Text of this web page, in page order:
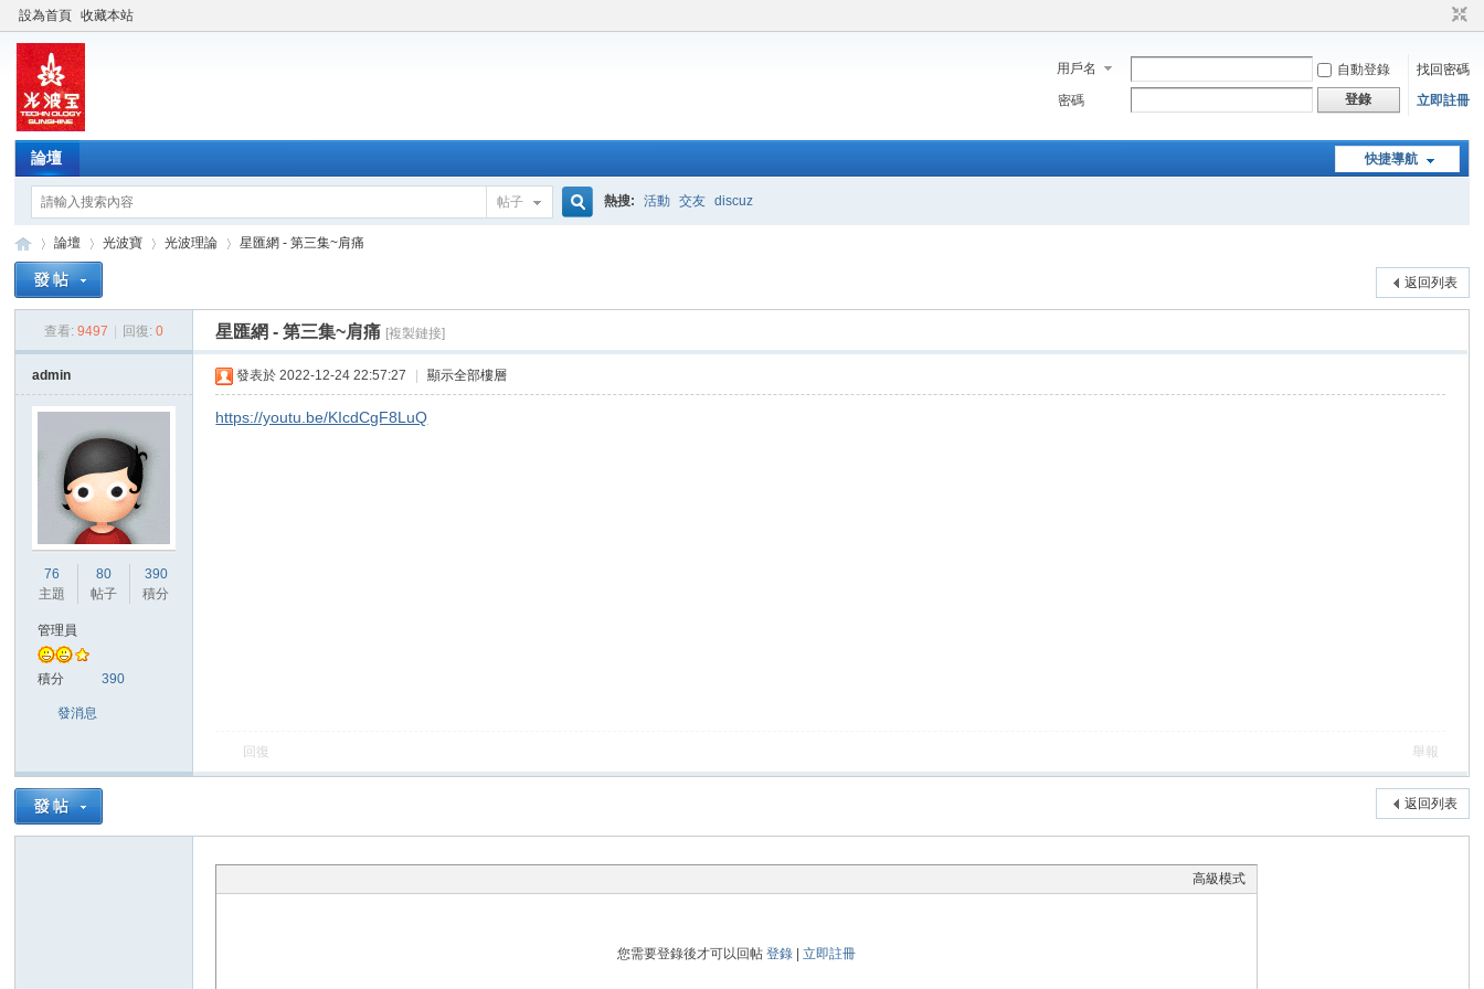
設為首頁 收藏本站
用戶名 自動登錄
找回密碼
密碼
登錄 立即註冊
快捷導航
論壇
帖子 熱搜: 活動 交友 discuz
寶
論壇
›
光波寶
›
光波理論
›
星匯網 - 第三集~肩痛
返回列表
查看: 9497 回復: 0 星匯網 - 第三集~肩痛 [複製鏈接]
admin
76
主題
80
帖子
390
積分
管理員
積分 390
發消息
發表於 2022-12-24 22:57:27 顯示全部樓層
https://youtu.be/KIcdCgF8LuQ
回復 舉報
返回列表
高級模式
您需要登錄後才可以回帖登錄 |立即註冊